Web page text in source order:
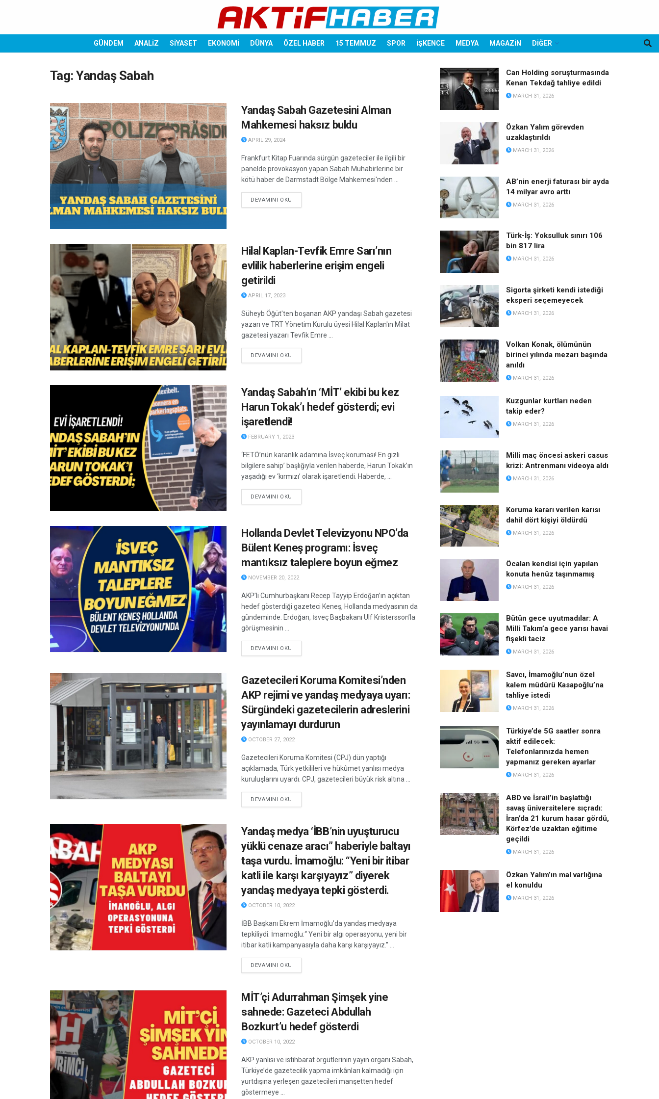
GÜNDEM ANALİZ SİYASET EKONOMİ DÜNYA ÖZEL HABER 15 TEMMUZ SPOR İŞKENCE MEDYA MAGAZİN DİĞER
Tag:Yandaş Sabah
Yandaş Sabah Gazetesini Alman
Mahkemesi haksız buldu
APRIL 29, 2024
Frankfurt Kitap Fuarında sürgün gazeteciler ile ilgili bir
panelde provokasyon yapan Sabah Muhabirlerine bir
kötü haber de Darmstadt Bölge Mahkemesi'nden ...
DEVAMINI OKU
Hilal Kaplan-Tevfik Emre Sarı’nın
evlilik haberlerine erişim engeli
getirildi
APRIL 17, 2023
Süheyb Öğüt'ten boşanan AKP yandaşı Sabah gazetesi
yazarı ve TRT Yönetim Kurulu üyesi Hilal Kaplan'ın Milat
gazetesi yazarı Tevfik Emre ...
DEVAMINI OKU
Yandaş Sabah’ın ‘MİT’ ekibi bu kez
Harun Tokak’ı hedef gösterdi; evi
işaretlendi!
FEBRUARY 1, 2023
‘FETÖ’nün karanlık adamına İsveç koruması! En gizli
bilgilere sahip’ başlığıyla verilen haberde, Harun Tokak’ın
yaşadığı ev ‘kırmızı’ olarak işaretlendi. Haberde, ...
DEVAMINI OKU
Hollanda Devlet Televizyonu NPO’da
Bülent Keneş programı: İsveç
mantıksız taleplere boyun eğmez
NOVEMBER 20, 2022
AKP’li Cumhurbaşkanı Recep Tayyip Erdoğan’ın açıktan
hedef gösterdiği gazeteci Keneş, Hollanda medyasının da
gündeminde. Erdoğan, İsveç Başbakanı Ulf Kristersson’la
görüşmesinin ...
DEVAMINI OKU
Gazetecileri Koruma Komitesi’nden
AKP rejimi ve yandaş medyaya uyarı:
Sürgündeki gazetecilerin adreslerini
yayınlamayı durdurun
OCTOBER 27, 2022
Gazetecileri Koruma Komitesi (CPJ) dün yaptığı
açıklamada, Türk yetkilileri ve hükûmet yanlısı medya
kuruluşlarını uyardı. CPJ, gazetecileri büyük risk altına ...
DEVAMINI OKU
Yandaş medya ‘İBB’nin uyuşturucu
yüklü cenaze aracı” haberiyle baltayı
taşa vurdu. İmamoğlu: “Yeni bir itibar
katli ile karşı karşıyayız” diyerek
yandaş medyaya tepki gösterdi.
OCTOBER 10, 2022
İBB Başkanı Ekrem İmamoğlu’da yandaş medyaya
tepkiliydi. İmamoğlu:“ Yeni bir algı operasyonu, yeni bir
itibar katli kampanyasıyla daha karşı karşıyayız.” ...
DEVAMINI OKU
MİT’çi Adurrahman Şimşek yine
sahnede: Gazeteci Abdullah
Bozkurt’u hedef gösterdi
OCTOBER 10, 2022
AKP yanlısı ve istihbarat örgütlerinin yayın organı Sabah,
Türkiye’de gazetecilik yapma imkânları kalmadığı için
yurtdışına yerleşen gazetecileri manşetten hedef
göstermeye ...
Can Holding soruşturmasında
Kenan Tekdağ tahliye edildi
MARCH 31, 2026
Özkan Yalım görevden
uzaklaştırıldı
MARCH 31, 2026
AB’nin enerji faturası bir ayda
14 milyar avro arttı
MARCH 31, 2026
Türk-İş: Yoksulluk sınırı 106
bin 817 lira
MARCH 31, 2026
Sigorta şirketi kendi istediği
eksperi seçemeyecek
MARCH 31, 2026
Volkan Konak, ölümünün
birinci yılında mezarı başında
anıldı
MARCH 31, 2026
Kuzgunlar kurtları neden
takip eder?
MARCH 31, 2026
Milli maç öncesi askeri casus
krizi: Antrenmanı videoya aldı
MARCH 31, 2026
Koruma kararı verilen karısı
dahil dört kişiyi öldürdü
MARCH 31, 2026
Öcalan kendisi için yapılan
konuta henüz taşınmamış
MARCH 31, 2026
Bütün gece uyutmadılar: A
Milli Takım’a gece yarısı havai
fişekli taciz
MARCH 31, 2026
Savcı, İmamoğlu’nun özel
kalem müdürü Kasapoğlu’na
tahliye istedi
MARCH 31, 2026
Türkiye’de 5G saatler sonra
aktif edilecek:
Telefonlarınızda hemen
yapmanız gereken ayarlar
MARCH 31, 2026
ABD ve İsrail’in başlattığı
savaş üniversitelere sıçradı:
İran’da 21 kurum hasar gördü,
Körfez’de uzaktan eğitime
geçildi
MARCH 31, 2026
Özkan Yalım’ın mal varlığına
el konuldu
MARCH 31, 2026